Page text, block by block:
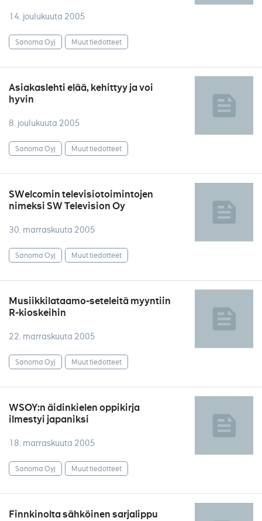
14. joulukuuta 2005
Sanoma Oyj Muut tiedotteet
Asiakaslehti elää, kehittyy ja voi
hyvin
8. joulukuuta 2005
Sanoma Oyj Muut tiedotteet
SWelcomin televisiotoimintojen
nimeksi SW Television Oy
30. marraskuuta 2005
Sanoma Oyj Muut tiedotteet
Musiikkilataamo-seteleitä myyntiin
R-kioskeihin
22. marraskuuta 2005
Sanoma Oyj Muut tiedotteet
WSOY:n äidinkielen oppikirja
ilmestyi japaniksi
18. marraskuuta 2005
Sanoma Oyj Muut tiedotteet
Finnkinolta sähköinen sarjalippu